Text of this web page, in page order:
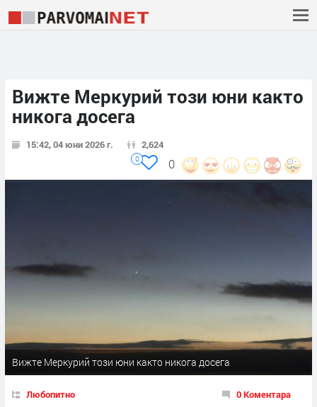
Вижте Меркурий този юни както
никога досега
15:42, 04 юни 2026 г. 2,624
0
0
Вижте Меркурий този юни както никога досега
Любопитно 0 Коментара